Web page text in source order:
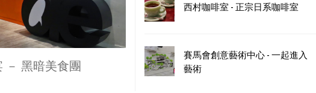
－ 黑暗美食團
西村咖啡室 - 正宗日系咖啡室
賽馬會創意藝術中心 - 一起進入
藝術